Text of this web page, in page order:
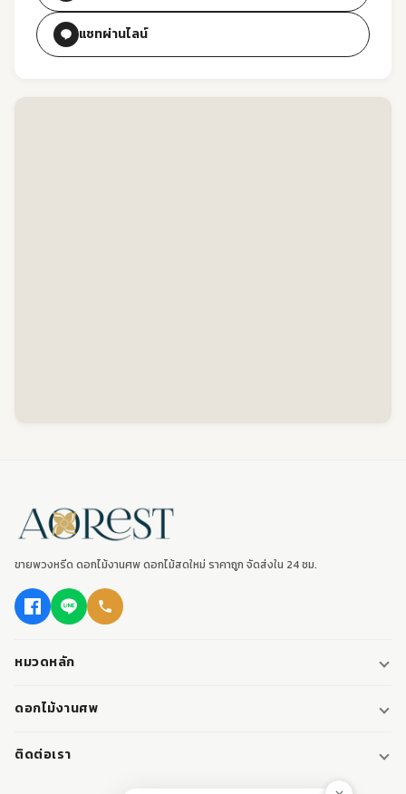
แชทผ่านไลน์
ขายพวงหรีด ดอกไม้งานศพ ดอกไม้สดใหม่ ราคาถูก จัดส่งใน 24 ชม.
หมวดหลัก
พวงหรีดมาลา
ดอกไม้งานศพ
ติดต่อเรา